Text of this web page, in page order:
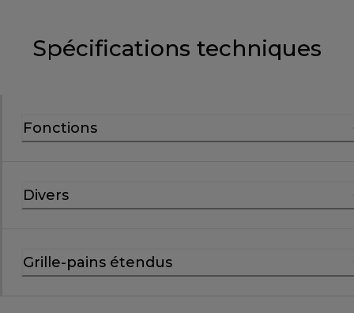
Spécifications techniques
Fonctions
Divers
Grille-pains étendus